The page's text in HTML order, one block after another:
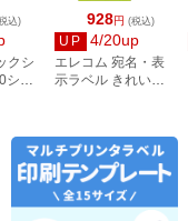
928円 (税込)
UP 4/20up
エレコム 宛名・表
示ラベル きれい貼
込)
クシ
ー